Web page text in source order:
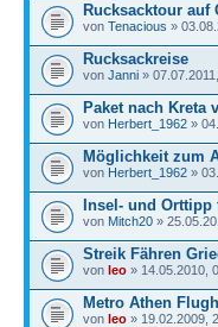
Rucksacktour auf
von Tenacious »
Rucksackreise
von Janni »
Paket nach Kreta
von Herbert_1962 »
Möglichkeit zum
von Herbert_1962 »
Insel- und
von Mitch20 »
Streik Fähren
von leo » 14.05.2010,
Metro Athen
von leo » 19.02.2009,